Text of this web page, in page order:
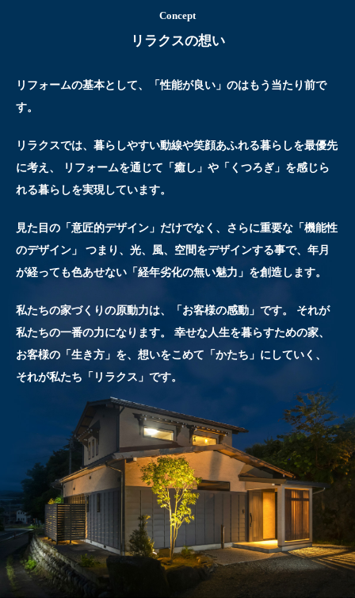
Concept
リラクスの想い
リフォームの基本として、「性能が良い」のはもう当たり前で
す。
リラクスでは、暮らしやすい動線や笑顔あふれる暮らしを最優先
に考え、
リフォームを通じて「癒し」や「くつろぎ」を感じら
れる暮らしを実現しています。
見た目の「意匠的デザイン」だけでなく、さらに重要な「機能性
のデザイン」
つまり、光、風、空間をデザインする事で、年月
が経っても色あせない「経年劣化の無い魅力」を創造します。
私たちの家づくりの原動力は、「お客様の感動」です。
それが
私たちの一番の力になります。
幸せな人生を暮らすための家、
お客様の「生き方」を、想いをこめて「かたち」にしていく、
それが私たち「リラクス」です。